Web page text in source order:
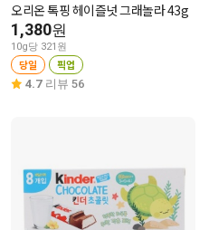
오리온 톡핑 헤이즐넛 그래놀라 43g
1,380원
10g당 321원
당일 픽업
4.7 리뷰 56